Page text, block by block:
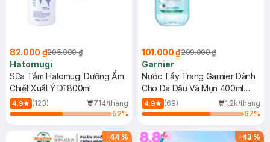
82.000 ₫205.000 ₫
Hatomugi
Sữa Tắm Hatomugi Dưỡng Ẩm
Chiết Xuất Ý Dĩ 800ml
4.9 (123)
714/tháng
52%
101.000 ₫209.000 ₫
Garnier
Nước Tẩy Trang Garnier Dành
Cho Da Dầu Và Mụn 400ml
(Mới)
4.9 (69)
1.2k/tháng
67%
-44 % -43%